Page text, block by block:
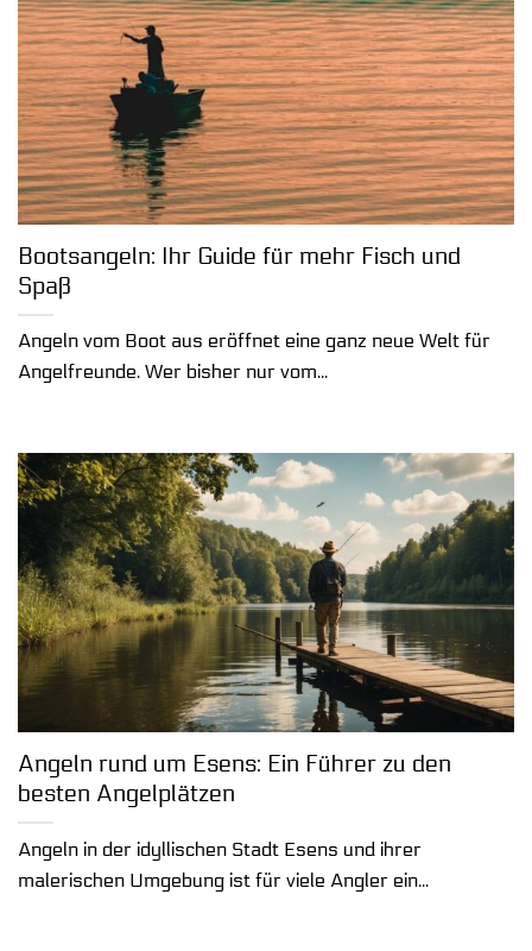
Bootsangeln: Ihr Guide für mehr Fisch und
Spaß
Angeln vom Boot aus eröffnet eine ganz neue Welt für
Angelfreunde. Wer bisher nur vom...
Angeln rund um Esens: Ein Führer zu den
besten Angelplätzen
Angeln in der idyllischen Stadt Esens und ihrer
malerischen Umgebung ist für viele Angler ein...